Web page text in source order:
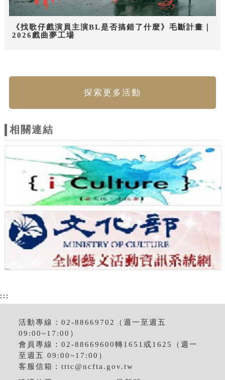
《找歌仔戲演員主演BL是否搞錯了什麼》毛斷計畫｜
2026戲曲夢工場
探索更多活動
相關連結
:::
活動專線：02-88669702（週一至週五
09:00~17:00）
會員專線：02-88669600轉1651或1625（週一
至週五 09:00~17:00）
客服信箱：tttc@ncfta.gov.tw